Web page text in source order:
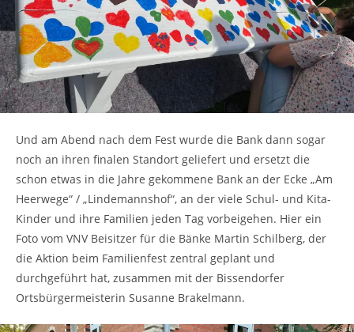
Und am Abend nach dem Fest wurde die Bank dann sogar
noch an ihren finalen Standort geliefert und ersetzt die
schon etwas in die Jahre gekommene Bank an der Ecke „Am
Heerwege“ / „Lindemannshof“, an der viele Schul- und Kita-
Kinder und ihre Familien jeden Tag vorbeigehen. Hier ein
Foto vom VNV Beisitzer für die Bänke Martin Schilberg, der
die Aktion beim Familienfest zentral geplant und
durchgeführt hat, zusammen mit der Bissendorfer
Ortsbürgermeisterin Susanne Brakelmann.